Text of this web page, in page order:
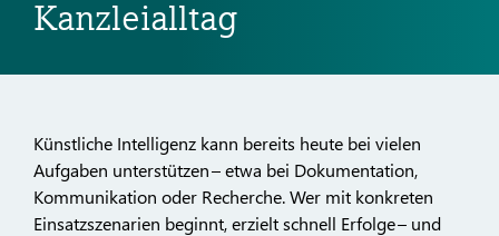
Kanzleialltag
Künstliche Intelligenz kann bereits heute bei vielen
Aufgaben unterstützen – etwa bei Dokumentation,
Kommunikation oder Recherche. Wer mit konkreten
Einsatzszenarien beginnt, erzielt schnell Erfolge – und